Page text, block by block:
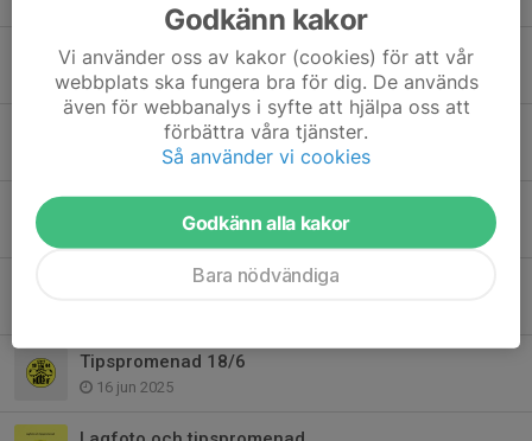
Kycklingcupen
18 okt 2025
Säsongsavslutning!
2 okt 2025
Nu drar vi igång igen
Tipspromenad 18/6
16 jun 2025
Godkänn kakor
Vi använder oss av kakor (cookies) för att vår
webbplats ska fungera bra för dig. De används
även för webbanalys i syfte att hjälpa oss att
förbättra våra tjänster.
Så använder vi cookies
Godkänn alla kakor
Bara nödvändiga